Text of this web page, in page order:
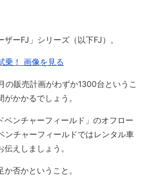
ーFJ」シリーズ（以下FJ）。
乗！ 画像を見る
販売計画がわずか1300台というこ
かかるでしょう。
ンチャーフィールド」のオフロー
ンチャーフィールドではレンタル車
えしましょう。
否かということ。